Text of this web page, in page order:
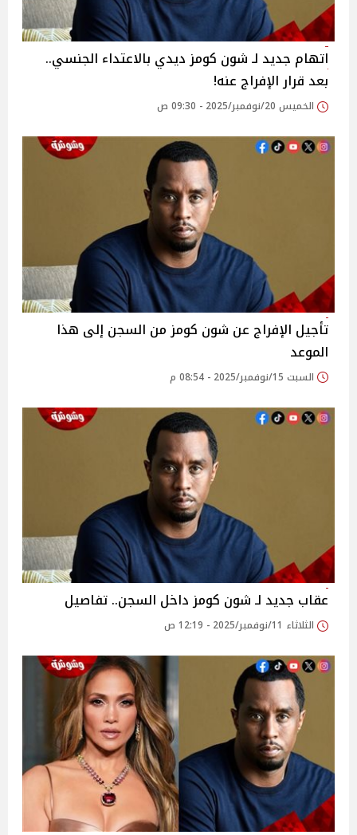
اتهام جديد لـ شون كومز ديدي بالاعتداء الجنسي..
بعد قرار الإفراج عنه!
الخميس 20/نوفمبر/2025 - 09:30 ص
تأجيل الإفراج عن شون كومز من السجن إلى هذا
الموعد
السبت 15/نوفمبر/2025 - 08:54 م
عقاب جديد لـ شون كومز داخل السجن.. تفاصيل
الثلاثاء 11/نوفمبر/2025 - 12:19 ص